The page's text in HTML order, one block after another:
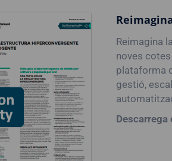
Reimagina
noves
plataforma
gestió,